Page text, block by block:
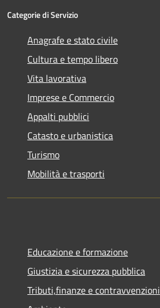
Categorie di Servizio
Anagrafe e stato civile
Cultura e tempo libero
Vita lavorativa
Imprese e Commercio
Appalti pubblici
Catasto e urbanistica
Turismo
Mobilità e trasporti
Educazione e formazione
Giustizia e sicurezza pubblica
Tributi,finanze e contravvenzioni